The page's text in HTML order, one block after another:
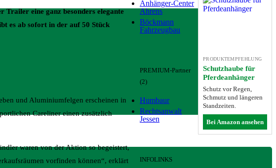
eine ganz besonders elegante
es ab sofort in der auf 50 Stück
und Aluminiumfelgen erscheinen in
Careliner einen zusätzlich
waren von der Aktion so begeistert,
vorfinden können“, erklärt
PRODUKTEMPFEHLUNG
Schutzhaube für
Pferdeanhänger
Schutz vor Regen,
Schmutz und längeren
Standzeiten.
Bei Amazon ansehen
Anhänger-Center
Ahrens
Böckmann
Fahrzeugbau
PREMIUM-Partner
(2)
Humbaur
Rechtsanwalt
Jessen
INFOLINKS